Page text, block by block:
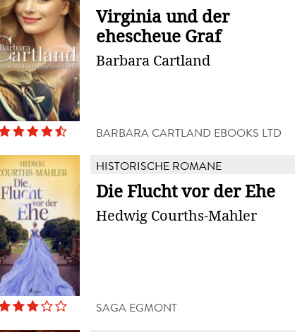
Virginia und der
ehescheue Graf
Barbara Cartland
BARBARA CARTLAND EBOOKS LTD
HISTORISCHE ROMANE
Die Flucht vor der Ehe
Hedwig Courths-Mahler
SAGA EGMONT